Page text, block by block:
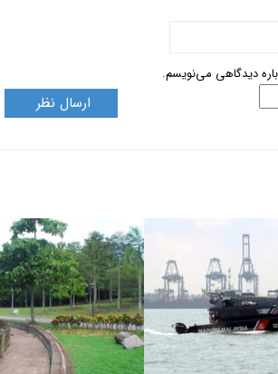
دیدگاهی می‌نویسم.